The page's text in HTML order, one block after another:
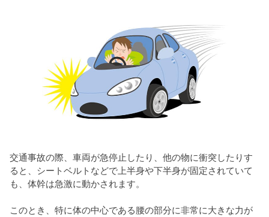
交通事故の際、車両が急停止したり、他の物に衝突したりす
ると、シートベルトなどで上半身や下半身が固定されていて
も、体幹は急激に動かされます。
このとき、特に体の中心である腰の部分に非常に大きな力が